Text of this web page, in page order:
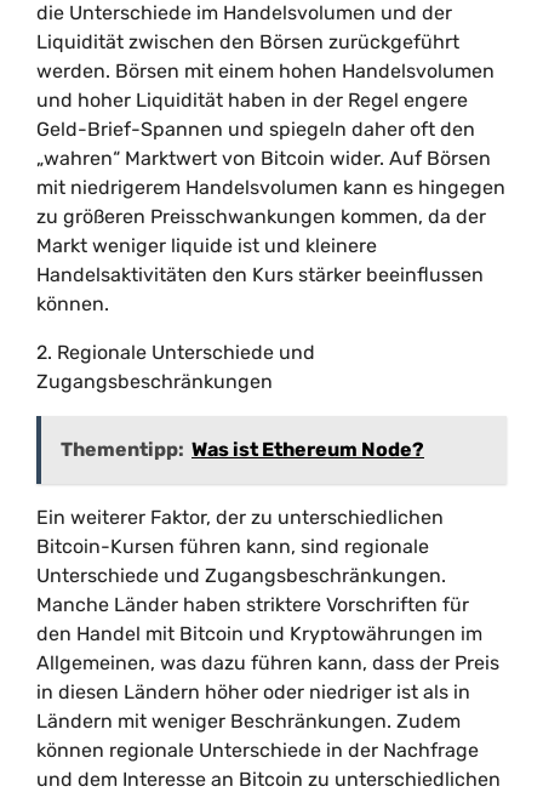
die Unterschiede im Handelsvolumen und der
Liquidität zwischen den Börsen zurückgeführt
werden. Börsen mit einem hohen Handelsvolumen
und hoher Liquidität haben in der Regel engere
Geld-Brief-Spannen und spiegeln daher oft den
„wahren“ Marktwert von Bitcoin wider. Auf Börsen
mit niedrigerem Handelsvolumen kann es hingegen
zu größeren Preisschwankungen kommen, da der
Markt weniger liquide ist und kleinere
Handelsaktivitäten den Kurs stärker beeinflussen
können.
2. Regionale Unterschiede und
Zugangsbeschränkungen
Thementipp: Was ist Ethereum Node?
Ein weiterer Faktor, der zu unterschiedlichen
Bitcoin-Kursen führen kann, sind regionale
Unterschiede und Zugangsbeschränkungen.
Manche Länder haben striktere Vorschriften für
den Handel mit Bitcoin und Kryptowährungen im
Allgemeinen, was dazu führen kann, dass der Preis
in diesen Ländern höher oder niedriger ist als in
Ländern mit weniger Beschränkungen. Zudem
können regionale Unterschiede in der Nachfrage
und dem Interesse an Bitcoin zu unterschiedlichen